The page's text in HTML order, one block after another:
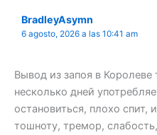
BradleyAsymn
6 agosto, 2026 a las 10:41 am
Вывод из запоя в Королеве
несколько дней
остановиться, плохо спит,
тошноту, тремор,